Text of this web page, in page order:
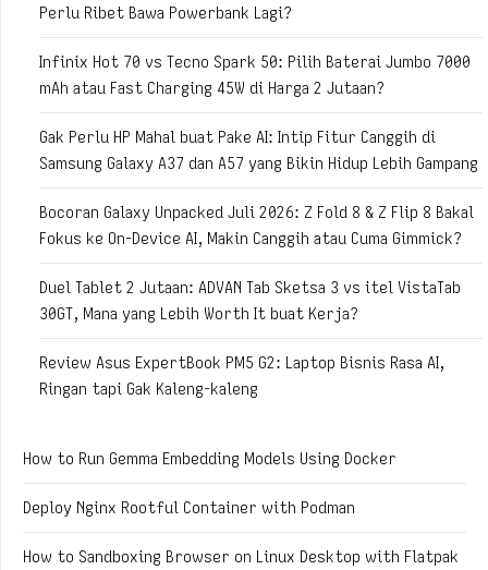
Perlu Ribet Bawa Powerbank Lagi?
Infinix Hot 70 vs Tecno Spark 50: Pilih Baterai Jumbo 7000
mAh atau Fast Charging 45W di Harga 2 Jutaan?
Gak Perlu HP Mahal buat Pake AI: Intip Fitur Canggih di
Samsung Galaxy A37 dan A57 yang Bikin Hidup Lebih Gampang
Bocoran Galaxy Unpacked Juli 2026: Z Fold 8 & Z Flip 8 Bakal
Fokus ke On-Device AI, Makin Canggih atau Cuma Gimmick?
Duel Tablet 2 Jutaan: ADVAN Tab Sketsa 3 vs itel VistaTab
30GT, Mana yang Lebih Worth It buat Kerja?
Review Asus ExpertBook PM5 G2: Laptop Bisnis Rasa AI,
Ringan tapi Gak Kaleng-kaleng
How to Run Gemma Embedding Models Using Docker
Deploy Nginx Rootful Container with Podman
How to Sandboxing Browser on Linux Desktop with Flatpak